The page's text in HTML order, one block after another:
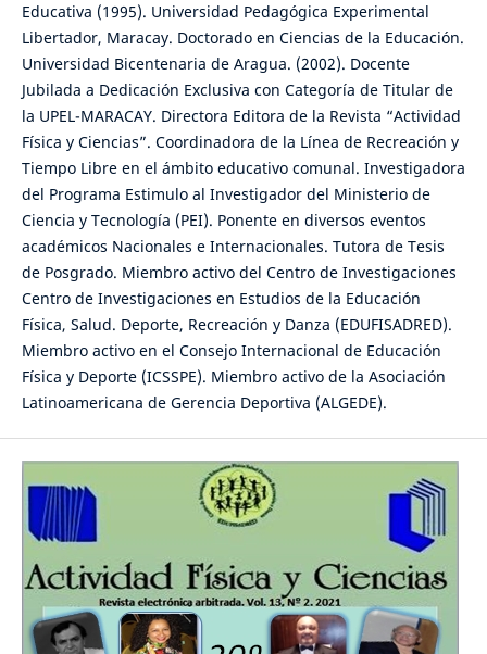
Educativa (1995). Universidad Pedagógica Experimental
Libertador, Maracay. Doctorado en Ciencias de la Educación.
Universidad Bicentenaria de Aragua. (2002). Docente
Jubilada a Dedicación Exclusiva con Categoría de Titular de
la UPEL-MARACAY. Directora Editora de la Revista “Actividad
Física y Ciencias”. Coordinadora de la Línea de Recreación y
Tiempo Libre en el ámbito educativo comunal. Investigadora
del Programa Estimulo al Investigador del Ministerio de
Ciencia y Tecnología (PEI). Ponente en diversos eventos
académicos Nacionales e Internacionales. Tutora de Tesis
de Posgrado. Miembro activo del Centro de Investigaciones
Centro de Investigaciones en Estudios de la Educación
Física, Salud. Deporte, Recreación y Danza (EDUFISADRED).
Miembro activo en el Consejo Internacional de Educación
Física y Deporte (ICSSPE). Miembro activo de la Asociación
Latinoamericana de Gerencia Deportiva (ALGEDE).